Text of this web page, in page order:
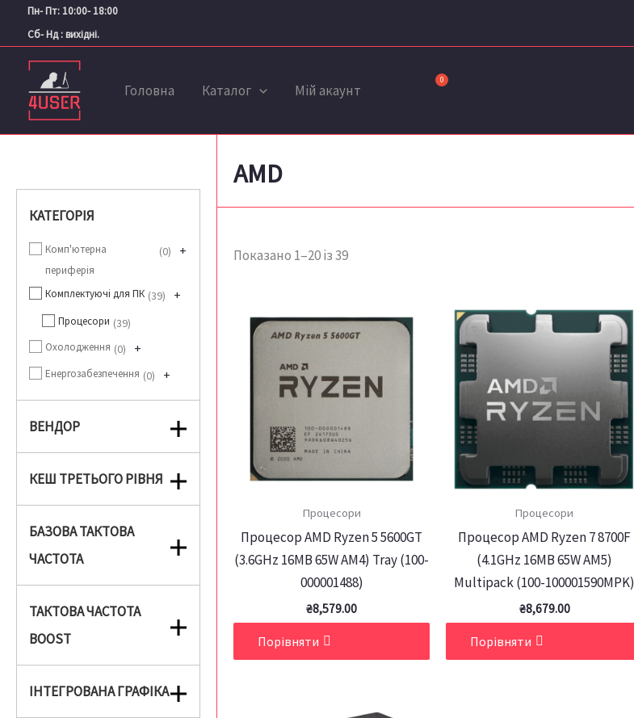
ПерейтиПн- Пт: 10:00- 18:00
Сб- Нд : вихідні.
Головна Каталог Мій акаунт Порівняти
КАТЕГОРІЯ
Комп'ютерна
периферія
+
0
Комплектуючі для ПК +
39
Процесори 39
Охолодження +
0
Енергозабезпечення +
0
ВЕНДОР
КЕШ ТРЕТЬОГО РІВНЯ
БАЗОВА ТАКТОВА
ЧАСТОТА
ТАКТОВА ЧАСТОТА
BOOST
ІНТЕГРОВАНА ГРАФІКА
AMD
Показано 1–20 із 39
Процесори
Процесор AMD Ryzen 5 5600GT
(3.6GHz 16MB 65W AM4) Tray (100-
000001488)
₴8,579.00
Порівняти
Процесори
Процесор AMD Ryzen 7 8700F
(4.1GHz 16MB 65W AM5)
Multipack (100-100001590MPK)
₴8,679.00
Порівняти